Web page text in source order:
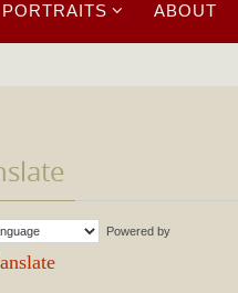
PORTRAITS ABOUT
Powered by